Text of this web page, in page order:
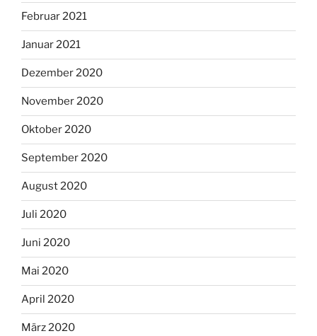
Februar 2021
Januar 2021
Dezember 2020
November 2020
Oktober 2020
September 2020
August 2020
Juli 2020
Juni 2020
Mai 2020
April 2020
März 2020